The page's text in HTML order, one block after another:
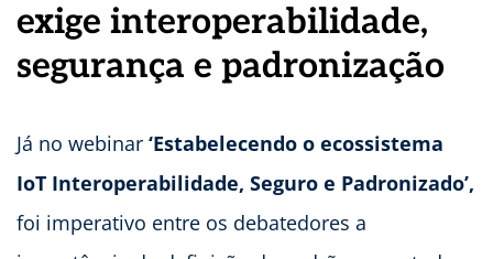
exige interoperabilidade,
segurança e padronização
Já no webinar ‘Estabelecendo o ecossistema
IoT Interoperabilidade, Seguro e Padronizado’,
foi imperativo entre os debatedores a